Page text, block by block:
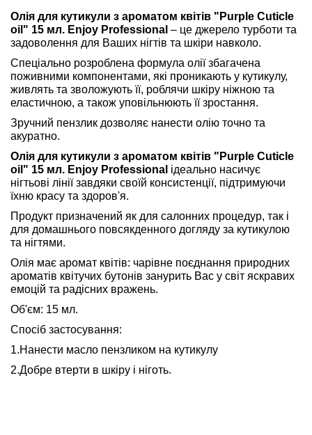
Олія для кутикули з ароматом квітів "Purple Cuticle
oil" 15 мл. Enjoy Professional – це джерело турботи та
задоволення для Ваших нігтів та шкіри навколо.
Спеціально розроблена формула олії збагачена
поживними компонентами, які проникають у кутикулу,
живлять та зволожують її, роблячи шкіру ніжною та
еластичною, а також уповільнюють її зростання.
Зручний пензлик дозволяє нанести олію точно та
акуратно.
Олія для кутикули з ароматом квітів "Purple Cuticle
oil" 15 мл. Enjoy Professional ідеально насичує
нігтьові лінії завдяки своїй консистенції, підтримуючи
їхню красу та здоров'я.
Продукт призначений як для салонних процедур, так і
для домашнього повсякденного догляду за кутикулою
та нігтями.
Олія має аромат квітів: чарівне поєднання природних
ароматів квітучих бутонів занурить Вас у світ яскравих
емоцій та радісних вражень.
Об'єм: 15 мл.
Спосіб застосування:
1.Нанести масло пензликом на кутикулу
2.Добре втерти в шкіру і ніготь.